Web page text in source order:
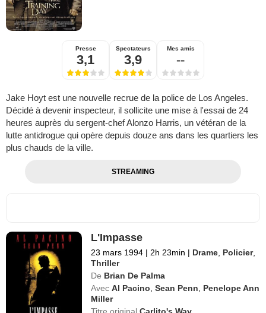
Presse
3,1
Spectateurs
3,9
Mes amis
--
Jake Hoyt est une nouvelle recrue de la police de Los Angeles.
Décidé à devenir inspecteur, il sollicite une mise à l'essai de 24
heures auprès du sergent-chef Alonzo Harris, un vétéran de la
lutte antidrogue qui opère depuis douze ans dans les quartiers les
plus chauds de la ville.
STREAMING
L'Impasse
23 mars 1994 | 2h 23min | Drame Policier,
Thriller
De Brian De Palma
Avec Al Pacino ,Sean Penn
Penelope Ann
Miller